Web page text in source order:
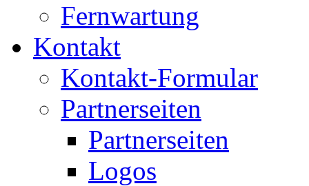
Fernwartung
Kontakt
Kontakt-Formular
Partnerseiten
Partnerseiten
Logos